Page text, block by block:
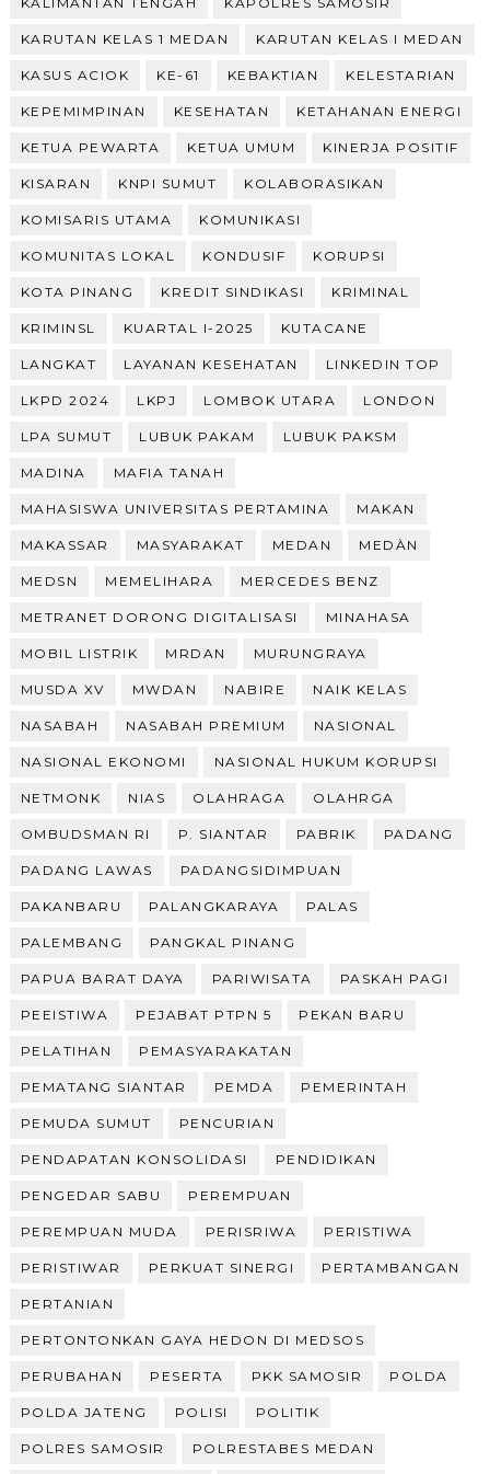
KARUTAN KELAS 1 MEDAN KARUTAN KELAS I MEDAN
KASUS ACIOK KE-61 KEBAKTIAN KELESTARIAN
KEPEMIMPINAN KESEHATAN KETAHANAN ENERGI
KETUA PEWARTA KETUA UMUM KINERJA POSITIF
KISARAN KNPI SUMUT KOLABORASIKAN
KOMISARIS UTAMA KOMUNIKASI
KOMUNITAS LOKAL KONDUSIF KORUPSI
KOTA PINANG KREDIT SINDIKASI KRIMINAL
KRIMINSL KUARTAL I-2025 KUTACANE
LANGKAT LAYANAN KESEHATAN LINKEDIN TOP
LKPD 2024 LKPJ LOMBOK UTARA LONDON
LPA SUMUT LUBUK PAKAM LUBUK PAKSM
MADINA MAFIA TANAH
MAHASISWA UNIVERSITAS PERTAMINA MAKAN
MAKASSAR MASYARAKAT MEDAN MEDÀN
MEDSN MEMELIHARA MERCEDES BENZ
METRANET DORONG DIGITALISASI MINAHASA
MOBIL LISTRIK MRDAN MURUNGRAYA
MUSDA XV MWDAN NABIRE NAIK KELAS
NASABAH NASABAH PREMIUM NASIONAL
NASIONAL EKONOMI NASIONAL HUKUM KORUPSI
NETMONK NIAS OLAHRAGA OLAHRGA
OMBUDSMAN RI P. SIANTAR PABRIK PADANG
PADANG LAWAS PADANGSIDIMPUAN
PAKANBARU PALANGKARAYA PALAS
PALEMBANG PANGKAL PINANG
PAPUA BARAT DAYA PARIWISATA PASKAH PAGI
PEEISTIWA PEJABAT PTPN 5 PEKAN BARU
PELATIHAN PEMASYARAKATAN
PEMATANG SIANTAR PEMDA PEMERINTAH
PEMUDA SUMUT PENCURIAN
PENDAPATAN KONSOLIDASI PENDIDIKAN
PENGEDAR SABU PEREMPUAN
PEREMPUAN MUDA PERISRIWA PERISTIWA
PERISTIWAR PERKUAT SINERGI PERTAMBANGAN
PERTANIAN
PERTONTONKAN GAYA HEDON DI MEDSOS
PERUBAHAN PESERTA PKK SAMOSIR POLDA
POLDA JATENG POLISI POLITIK
POLRES SAMOSIR POLRESTABES MEDAN